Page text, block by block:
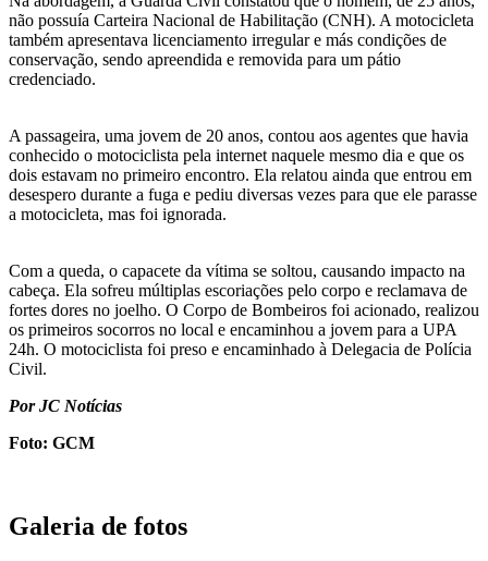
não possuía Carteira Nacional de Habilitação (CNH). A motocicleta
também apresentava licenciamento irregular e más condições de
conservação, sendo apreendida e removida para um pátio
credenciado.
A passageira, uma jovem de 20 anos, contou aos agentes que havia
conhecido o motociclista pela internet naquele mesmo dia e que os
dois estavam no primeiro encontro. Ela relatou ainda que entrou em
desespero durante a fuga e pediu diversas vezes para que ele parasse
a motocicleta, mas foi ignorada.
Com a queda, o capacete da vítima se soltou, causando impacto na
cabeça. Ela sofreu múltiplas escoriações pelo corpo e reclamava de
fortes dores no joelho. O Corpo de Bombeiros foi acionado, realizou
os primeiros socorros no local e encaminhou a jovem para a UPA
24h. O motociclista foi preso e encaminhado à Delegacia de Polícia
Civil.
Por JC Notícias
Foto: GCM
Galeria de fotos